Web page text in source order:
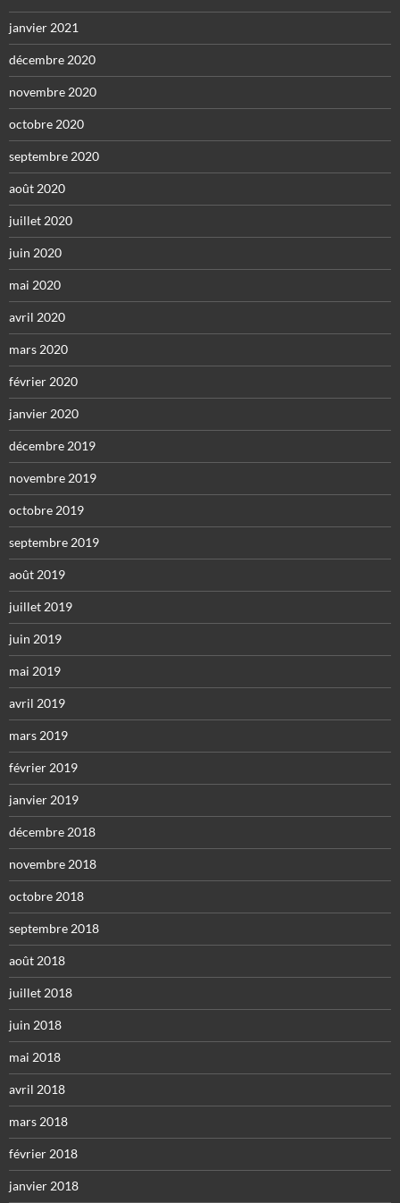
janvier 2021
décembre 2020
novembre 2020
octobre 2020
septembre 2020
août 2020
juillet 2020
juin 2020
mai 2020
avril 2020
mars 2020
février 2020
janvier 2020
décembre 2019
novembre 2019
octobre 2019
septembre 2019
août 2019
juillet 2019
juin 2019
mai 2019
avril 2019
mars 2019
février 2019
janvier 2019
décembre 2018
novembre 2018
octobre 2018
septembre 2018
août 2018
juillet 2018
juin 2018
mai 2018
avril 2018
mars 2018
février 2018
janvier 2018